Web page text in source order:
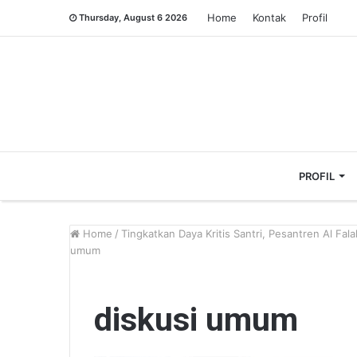
Thursday, August 6 2026 Home Kontak Profil
PROFIL
Home / Tingkatkan Daya Kritis Santri, Pesantren Al
umum
diskusi umum